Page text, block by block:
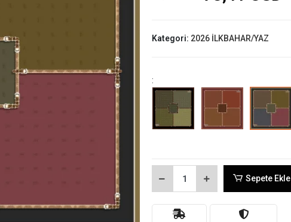
Kategori: 2026 İLKBAHAR/YAZ
:
Sepete Ekle